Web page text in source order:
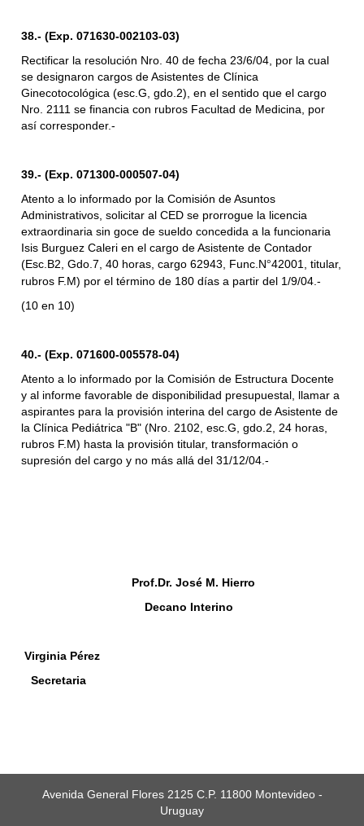
38.- (Exp. 071630-002103-03)
Rectificar la resolución Nro. 40 de fecha 23/6/04, por la cual
se designaron cargos de Asistentes de Clínica
Ginecotocológica (esc.G, gdo.2), en el sentido que el cargo
Nro. 2111 se financia con rubros Facultad de Medicina, por
así corresponder.-
39.- (Exp. 071300-000507-04)
Atento a lo informado por la Comisión de Asuntos
Administrativos, solicitar al CED se prorrogue la licencia
extraordinaria sin goce de sueldo concedida a la funcionaria
Isis Burguez Caleri en el cargo de Asistente de Contador
(Esc.B2, Gdo.7, 40 horas, cargo 62943, Func.N°42001, titular,
rubros F.M) por el término de 180 días a partir del 1/9/04.-
(10 en 10)
40.- (Exp. 071600-005578-04)
Atento a lo informado por la Comisión de Estructura Docente
y al informe favorable de disponibilidad presupuestal, llamar a
aspirantes para la provisión interina del cargo de Asistente de
la Clínica Pediátrica "B" (Nro. 2102, esc.G, gdo.2, 24 horas,
rubros F.M) hasta la provisión titular, transformación o
supresión del cargo y no más allá del 31/12/04.-
Prof.Dr. José M. Hierro
Decano Interino
Virginia Pérez
Secretaria
Avenida General Flores 2125 C.P. 11800 Montevideo -
Uruguay